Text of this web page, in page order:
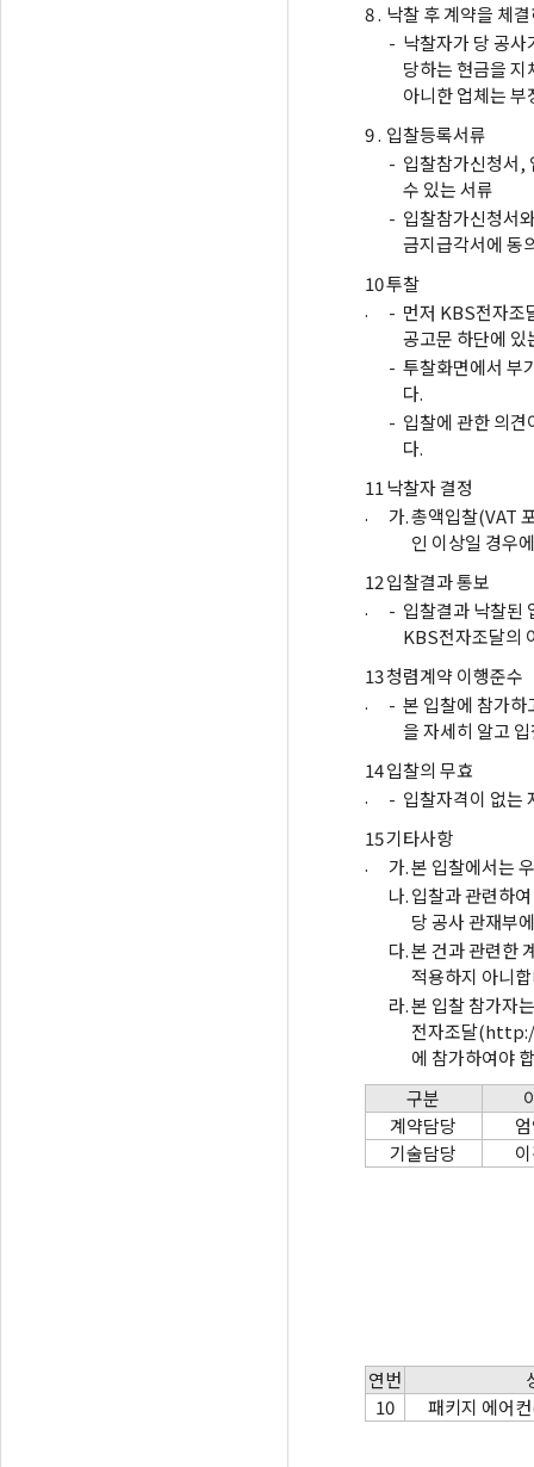
8 . 낙찰 후 계약을 체
- 낙찰자가 당 공
당하는 현금을
아니한 업체는
9 . 입찰등록서류
- 입찰참가신청서,
수 있는 서류
- 입찰참가신청서
금지급각서에 동
10
.
투찰
- 먼저 KBS전자조
공고문 하단에 있
- 투찰화면에서 부
다.
- 입찰에 관한 의
다.
11
.
낙찰자 결정
가.총액입찰(VAT
인 이상일 경우
12
.
입찰결과 통보
- 입찰결과 낙찰된
KBS전자조달의
13
.
청렴계약 이행준수
- 본 입찰에 참가하
을 자세히 알고
14
.
입찰의 무효
- 입찰자격이 없는
15
.
기타사항
가.본 입찰에서는
나.입찰과 관련하
당 공사 관재부
다.본 건과 관련한
적용하지 아니
라.본 입찰 참가자
전자조달
에 참가하여야
구분
계약담당
기술담당
연번
10
패키지 에어